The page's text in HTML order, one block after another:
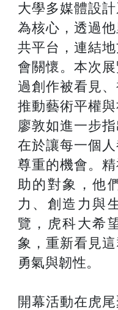
大學多媒體設
為核心，透過
共平台，連結
會關懷。本次
過創作被看見
推動藝術平權與
廖敦如進一步
在於讓每一個
尊重的機會。
助的對象，他
力、創造力與
覽，虎科大希
象，重新看見
勇氣與韌性。
開幕活動在虎